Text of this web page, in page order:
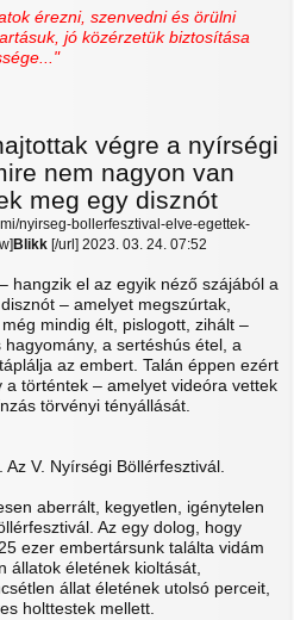
érezni, szenvedni és örülni
jó közérzetük biztosítása
végre a nyírségi
nem nagyon van
meg egy disznót
nyirseg-bollerfesztival-elve-egettek-
Blikk [/url] 2023. 03. 24. 07:52
hangzik el az egyik néző szájából a
– amelyet megszúrtak,
mindig élt, pislogott, zihált –
a sertéshús étel, a
az embert. Talán éppen ezért
a történtek – amelyet videóra vettek
törvényi tényállását.
V. Nyírségi Böllérfesztivál.
aberrált, kegyetlen, igénytelen
Az egy dolog, hogy
ezer embertársunk találta vidám
állatok életének kioltását,
állat életének utolsó perceit,
holttestek mellett.